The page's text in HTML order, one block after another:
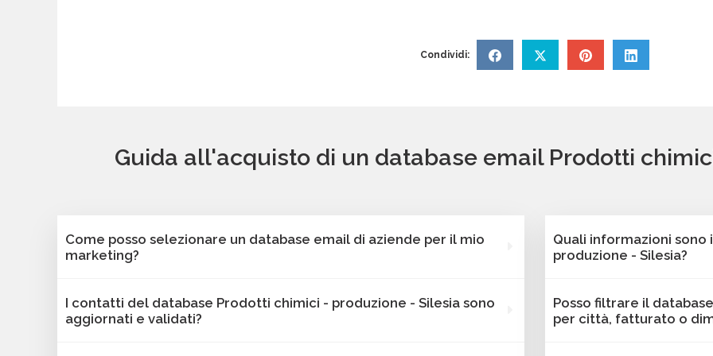
Condividi:
Guida all'acquisto di un database email Prodotti
Come posso selezionare un database email di aziende per il mio
marketing?
Bancomail. Troverai contatti B2B verificati di aziende attive Prodotti
chimici - produzione - Silesia. Tutti i contatti includono l'indirizzo email e
I contatti del database Prodotti chimici - produzione - Silesia sono
aggiornati e validati?
Quali informazioni
produzione - Silesia?
dati di contatto completi
informazioni strategiche
Posso filtrare il
per città, fatturato o